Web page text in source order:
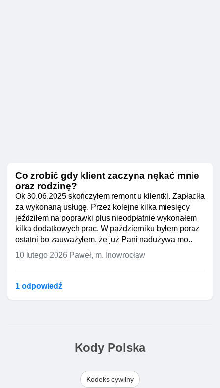
Co zrobić gdy klient zaczyna nękać mnie
oraz rodzinę?
Ok 30.06.2025 skończyłem remont u klientki. Zapłaciła
za wykonaną usługę. Przez kolejne kilka miesięcy
jeździłem na poprawki plus nieodpłatnie wykonałem
kilka dodatkowych prac. W październiku byłem poraz
ostatni bo zauważyłem, że już Pani nadużywa mo...
10 lutego 2026 Paweł, m. Inowrocław
1 odpowiedź
Kody Polska
Kodeks cywilny